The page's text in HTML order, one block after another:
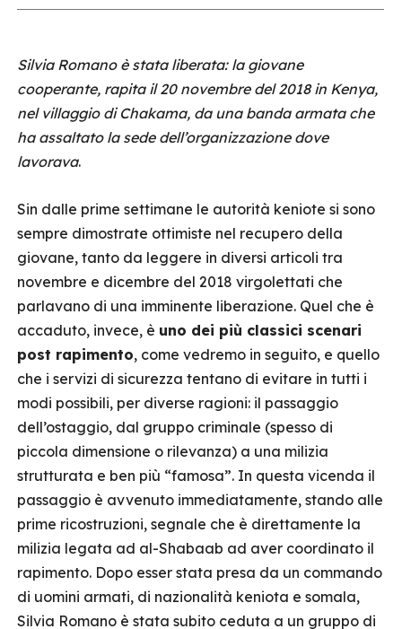
Silvia Romano è stata liberata: la giovane
cooperante, rapita il 20 novembre del 2018 in Kenya,
nel villaggio di Chakama, da una banda armata che
ha assaltato la sede dell’organizzazione dove
lavorava.
Sin dalle prime settimane le autorità keniote si sono
sempre dimostrate ottimiste nel recupero della
giovane, tanto da leggere in diversi articoli tra
novembre e dicembre del 2018 virgolettati che
parlavano di una imminente liberazione. Quel che è
accaduto, invece, è uno dei più classici scenari
post rapimento, come vedremo in seguito, e quello
che i servizi di sicurezza tentano di evitare in tutti i
modi possibili, per diverse ragioni: il passaggio
dell’ostaggio, dal gruppo criminale (spesso di
piccola dimensione o rilevanza) a una milizia
strutturata e ben più “famosa”. In questa vicenda il
passaggio è avvenuto immediatamente, stando alle
prime ricostruzioni, segnale che è direttamente la
milizia legata ad al-Shabaab ad aver coordinato il
rapimento. Dopo esser stata presa da un commando
di uomini armati, di nazionalità keniota e somala,
Silvia Romano è stata subito ceduta a un gruppo di